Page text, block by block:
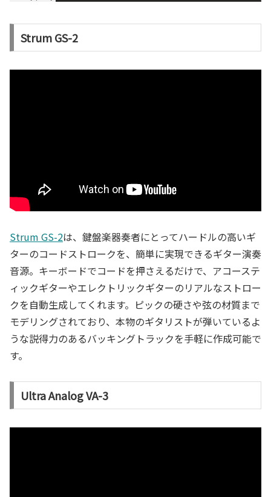
Strum GS-2
Strum GS-2は、鍵盤楽器奏者にとってハードルの高いギ
ターのコードストロークを、簡単に実現できるギター演奏
音源。キーボードでコードを押さえるだけで、アコーステ
ィックギターやエレクトリックギターのリアルなストロー
クを自動生成してくれます。ピックの硬さや弦の材質まで
モデリングされており、本物のギタリストが弾いているよ
うな説得力のあるバッキングトラックを手軽に作成可能で
す。
Ultra Analog VA-3